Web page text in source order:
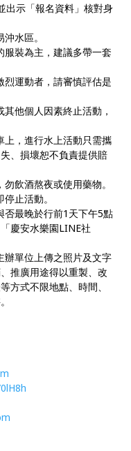
出示「報名資料」核對身
水區。
服裝為主，建議多帶一套
烈運動者，請審慎評估是
他個人因素終止活動，
上，進行水上活動只需攜
、損壞恕不負責提供賠
飲酒熬夜或使用藥物。
止活動。
否最晚於行前1天下午5點
慶安水樂園LINE社
辦單位上傳之照片及文字
推廣用途得以重製、改
方式不限地點、時間、